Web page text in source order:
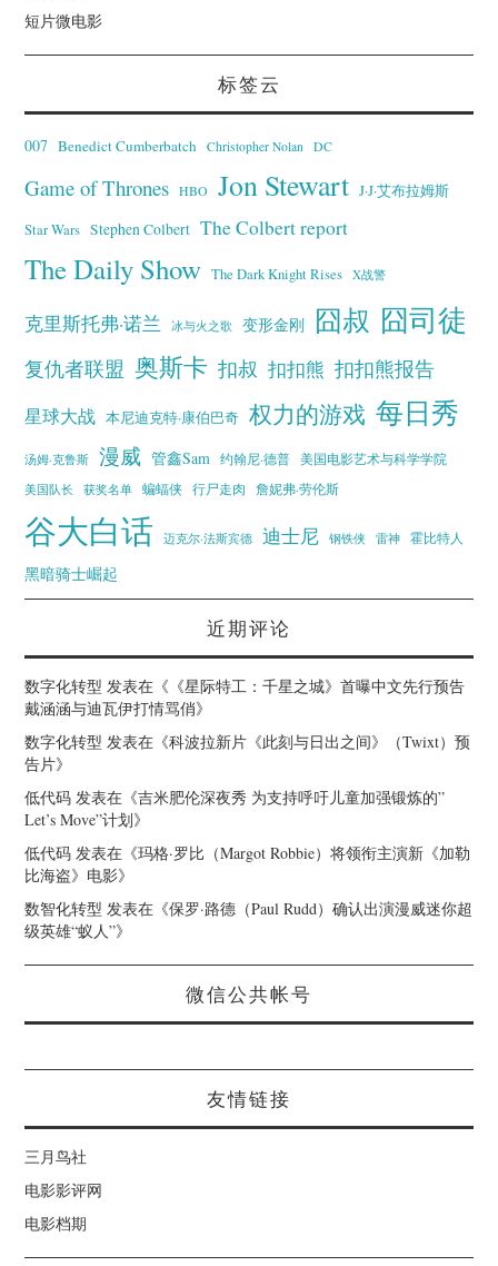
短片微电影
标签云
007 Benedict Cumberbatch Christopher Nolan DC
Game of Thrones HBO Jon Stewart J·J·艾布拉姆斯
Star Wars Stephen Colbert The Colbert report
The Daily Show The Dark Knight Rises X战警
克里斯托弗·诺兰 冰与火之歌 变形金刚 囧叔 囧司徒
复仇者联盟 奥斯卡 扣叔 扣扣熊 扣扣熊报告
星球大战 本尼迪克特·康伯巴奇 权力的游戏 每日秀
汤姆·克鲁斯 漫威 管鑫Sam 约翰尼·德普
美国电影艺术与科学学院
美国队长
获奖名单 蝙蝠侠 行尸走肉 詹妮弗·劳伦斯
谷大白话 迈克尔·法斯宾德 迪士尼 钢铁侠 雷神 霍比特人
黑暗骑士崛起
近期评论
数字化转型 发表在《 《星际特工：千星之城》首曝中文先行预告
戴涵涵与迪瓦伊打情骂俏》
数字化转型 发表在《科波拉新片《此刻与日出之间》（Twixt）预
告片》
低代码 发表在《吉米肥伦深夜秀 为支持呼吁儿童加强锻炼的”
Let’s Move”计划》
低代码 发表在《玛格·罗比（Margot Robbie）将领衔主演新《加勒
比海盗》电影》
数智化转型 发表在《保罗·路德（Paul Rudd）确认出演漫威迷你超
级英雄“蚁人”》
微信公共帐号
友情链接
三月鸟社
电影影评网
电影档期